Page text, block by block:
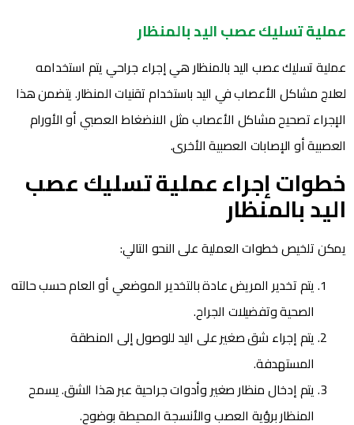
عملية تسليك عصب اليد بالمنظار
عملية تسليك عصب اليد بالمنظار هي إجراء جراحي يتم استخدامه
لعلاج مشاكل الأعصاب في اليد باستخدام تقنيات المنظار. يتضمن هذا
الإجراء تصحيح مشاكل الأعصاب مثل الانضغاط العصبي أو الأورام
العصبية أو الإصابات العصبية الأخرى.
خطوات إجراء عملية تسليك عصب
اليد بالمنظار
يمكن تلخيص خطوات العملية على النحو التالي:
يتم تخدير المريض عادة بالتخدير الموضعي أو العام حسب حالته
الصحية وتفضيلات الجراح.
يتم إجراء شق صغير على اليد للوصول إلى المنطقة
المستهدفة.
يتم إدخال منظار صغير وأدوات جراحية عبر هذا الشق. يسمح
المنظار برؤية العصب والأنسجة المحيطة بوضوح.